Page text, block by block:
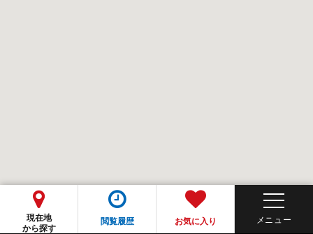
現在地
から探す
閲覧履歴 お気に入り